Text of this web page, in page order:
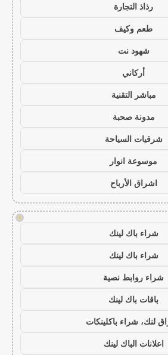
رذاذ التجارة
طعم وكيف
شهود نت
أركاني
مباشر التقنية
مدونة صحبة
شرقيات السياحة
موسوعة انوار
اشراق الأرباح
!
شراء باك لينك
شراء باك لينك
شراء روابط نصية
باقات باك لينك
لنك، شراء باكلينكات
اعلانات الباك لينك